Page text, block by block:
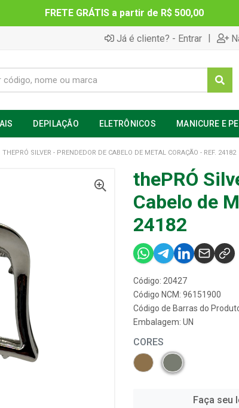
FRETE GRÁTIS a partir de R$ 500,00
Já é cliente? - Entrar |
DEPILAÇÃO ELETRÔNICOS MANICURE E
THEPRÓ SILVER - PRENDEDOR DE CABELO DE METAL CORAÇÃO - REF. 24182
thePRÓ
Cabelo de
24182
Código: 20427
Código NCM: 96151900
Código de Barras do
Embalagem: UN
CORES
Faça seu